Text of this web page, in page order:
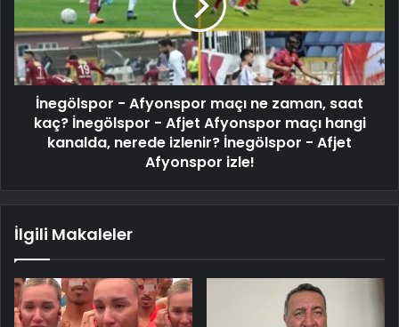
İnegölspor - Afyonspor maçı ne zaman, saat
kaç? İnegölspor - Afjet Afyonspor maçı hangi
kanalda, nerede izlenir? İnegölspor - Afjet
Afyonspor izle!
İlgili Makaleler